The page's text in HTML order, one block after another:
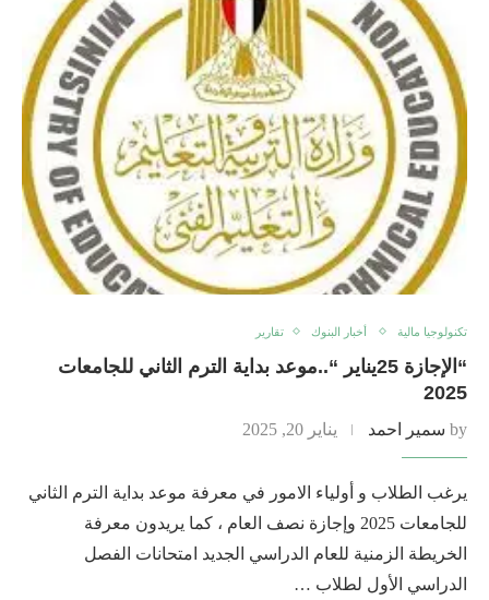
تكنولوجيا مالية أخبار البنوك تقارير
“الإجازة 25يناير “..موعد بداية الترم الثاني للجامعات
2025
by سمير احمد يناير 20, 2025
يرغب الطلاب و أولياء الامور في معرفة موعد بداية الترم الثاني
للجامعات 2025 وإجازة نصف العام ، كما يريدون معرفة
الخريطة الزمنية للعام الدراسي الجديد امتحانات الفصل
الدراسي الأول لطلاب …